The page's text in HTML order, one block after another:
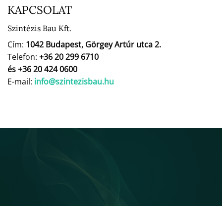
KAPCSOLAT
Szintézis Bau Kft.
Cím: 1042 Budapest, Görgey Artúr utca 2.
Telefon: +36 20 299 6710
és +36 20 424 0600
E-mail: info@szintezisbau.hu